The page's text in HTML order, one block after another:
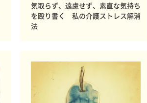
気取らず、遠慮せず、素直な気持ち
を殴り書く 私の介護ストレス解消
法